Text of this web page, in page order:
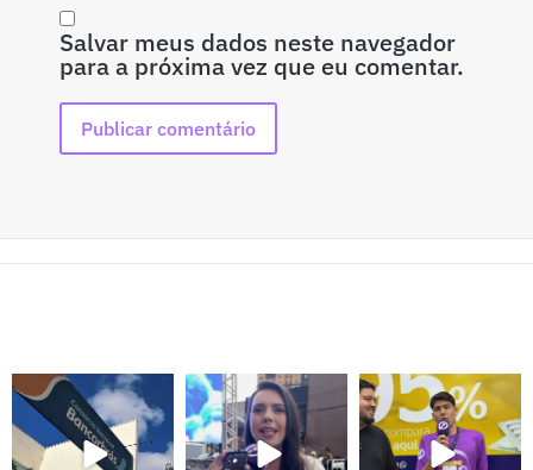
Salvar meus dados neste navegador
para a próxima vez que eu comentar.